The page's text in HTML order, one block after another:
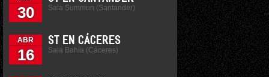
30 Sala Summun (Santander)
ABR
16
ST EN CÁCERES
Sala Bahía (Cáceres)